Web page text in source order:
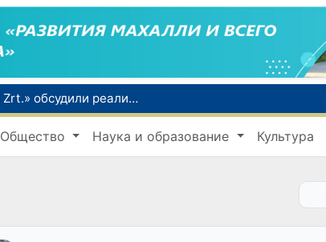
«Узатом» и венгерская компания «MVM EGI Zrt.» обсудили реализацию проекта систем сухого охлаждения для АЭС
В Сенате обсудили меры по улучшению позиций Узбекистана в международных рейтингах и индексах
Глава МИД Узбекистана провел переговоры с руководством Индии и принял участие в Узбекско-индийском бизнес-форуме
Общество Наука и образование Культура